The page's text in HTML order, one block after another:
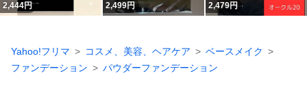
2,444円 2,499円 2,479円
Yahoo!フリマ コスメ、美容、ヘアケア
ベースメイク
ファンデーション
パウダーファンデーション